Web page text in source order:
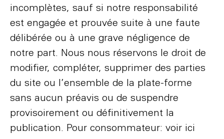
incomplètes, sauf si notre responsabilité
est engagée et prouvée suite à une faute
délibérée ou à une grave négligence de
notre part. Nous nous réservons le droit de
modifier, compléter, supprimer des parties
du site ou l’ensemble de la plate-forme
sans aucun préavis ou de suspendre
provisoirement ou définitivement la
publication. Pour consommateur: voir ici